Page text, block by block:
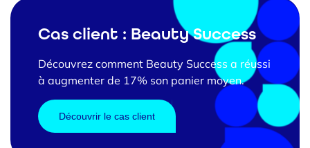
Cas client : Beauty Success
Découvrez comment Beauty Success a réussi
à augmenter de 17% son panier moyen.
Découvrir le cas client